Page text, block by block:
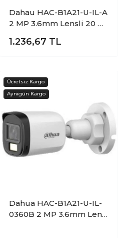
Dahau HAC-B1A21-U-IL-A
2 MP 3.6mm Lensli 20 Mt
AHD Bullet Kamera
1.236,67 TL
Dahua HAC-B1A21-U-IL-
0360B 2 MP 3.6mm Lens